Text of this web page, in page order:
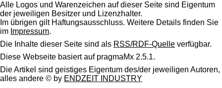
Alle Logos und Warenzeichen auf dieser Seite sind Eigentum
der jeweiligen Besitzer und Lizenzhalter.
Im übrigen gilt Haftungsausschluss. Weitere Details finden Sie
im Impressum.
Die Inhalte dieser Seite sind als RSS/RDF-Quelle verfügbar.
Diese Webseite basiert auf pragmaMx 2.5.1.
Die Artikel sind geistiges Eigentum des/der jeweiligen Autoren,
alles andere © by ENDZEIT INDUSTRY